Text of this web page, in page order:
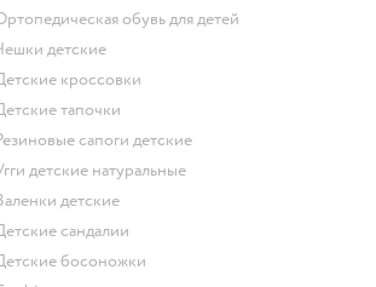
Ортопедическая обувь для детей
Чешки детские
Детские кроссовки
Детские тапочки
Резиновые сапоги детские
Угги детские натуральные
Валенки детские
Детские сандалии
Детские босоножки